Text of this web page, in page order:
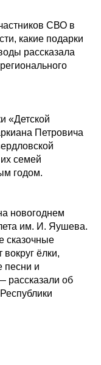
СВО в
какие подарки
рассказала
«Детской
Петровича
семей
годом.
новогоднем
им. И. Яушева.
сказочные
ёлки,
песни и
рассказали об